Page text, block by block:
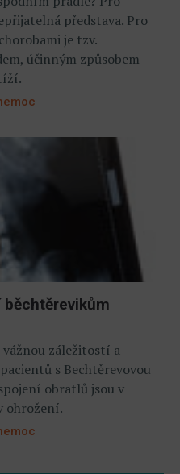
představa. Pro
je tzv.
účinným způsobem
vážnou záležitostí a
s Bechtěrevovou
obratlů jsou v
ohrožení.